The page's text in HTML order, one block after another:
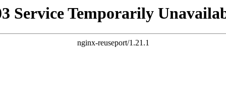
Service Temporarily
nginx-reuseport/1.21.1